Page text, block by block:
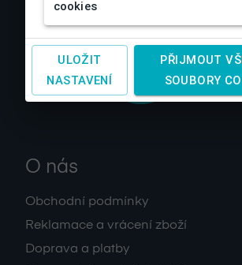
O nás
Obchodní podmínky
Reklamace a vrácení zboží
Doprava a platby
cookies
ULOŽIT
NASTAVENÍ
PŘIJMOUT
SOUBORY